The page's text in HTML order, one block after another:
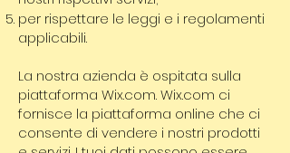
per rispettare le leggi e i regolamenti
applicabili.
La nostra azienda è ospitata sulla
piattaforma Wix.com. Wix.com ci
fornisce la piattaforma online che ci
consente di vendere i nostri prodotti